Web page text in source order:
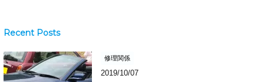
Recent Posts
修理関係
2019/10/07